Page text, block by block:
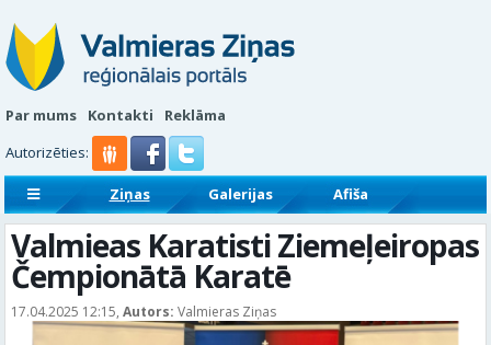
Par mums Kontakti
Reklāma
Autorizēties:
Ziņas Galerijas
Afiša
Sludinājumi
Reklāmraksti
Valmieas Karatisti Ziemeļeiropas
Čempionātā Karatē
17.04.2025 12:15, Autors: Valmieras Ziņas